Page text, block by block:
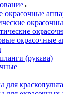
окрасочные
окрасочные
(рукава)
для краскопульта